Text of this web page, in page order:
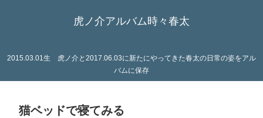
虎ノ介アルバム時々春太
2015.03.01生 虎ノ介と2017.06.03に新たにやってきた春太の日常の姿をアル
バムに保存
猫ベッドで寝てみる